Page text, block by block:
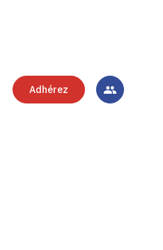
Adhérez